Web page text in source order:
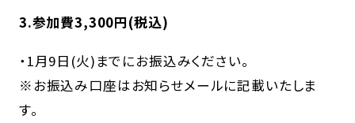
3.参加費3,300円(税込)
・1月9日(火)までにお振込みください。
※お振込み口座はお知らせメールに記載いたしま
す。